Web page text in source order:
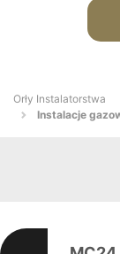
Orły Instalatorstwa
Instalacje